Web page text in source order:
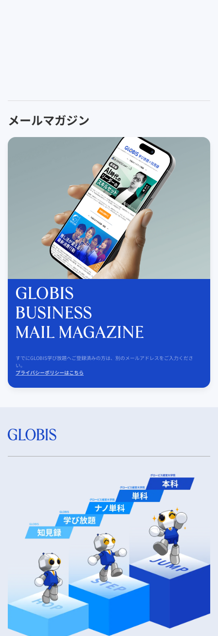
メールマガジン
すでにGLOBIS学び放題へご登録済みの方は、別のメールアドレスをご入力くださ
い。
プライバシーポリシーはこちら